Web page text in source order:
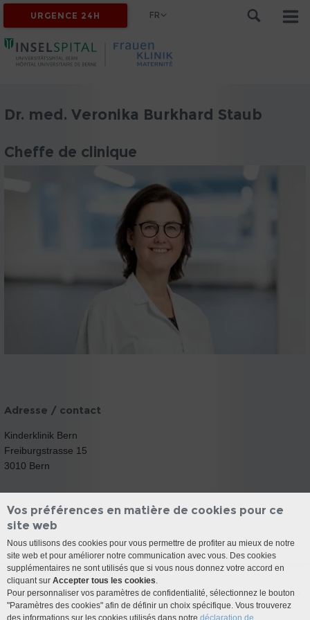
URGENCE 24H FR
Dr. med. Veronika Burkhard Staub
Cheffe de clinique
Adresse / contact
Kinderklinik Bern
Freiburgstrasse 15
3010 Bern
Contact
Vos préférences en matière de cookies pour ce
site web
Nous utilisons des cookies pour vous permettre de profiter au mieux de notre
site web et pour améliorer notre communication avec vous. Des cookies
supplémentaires ne sont utilisés que si vous nous donnez votre accord en
cliquant sur Accepter tous les cookies.
Pour personnaliser vos paramètres de confidentialité, sélectionnez le bouton
"Paramètres des cookies" afin de définir un choix spécifique. Vous trouverez
des informations sur les cookies utilisés dans notre déclaration de